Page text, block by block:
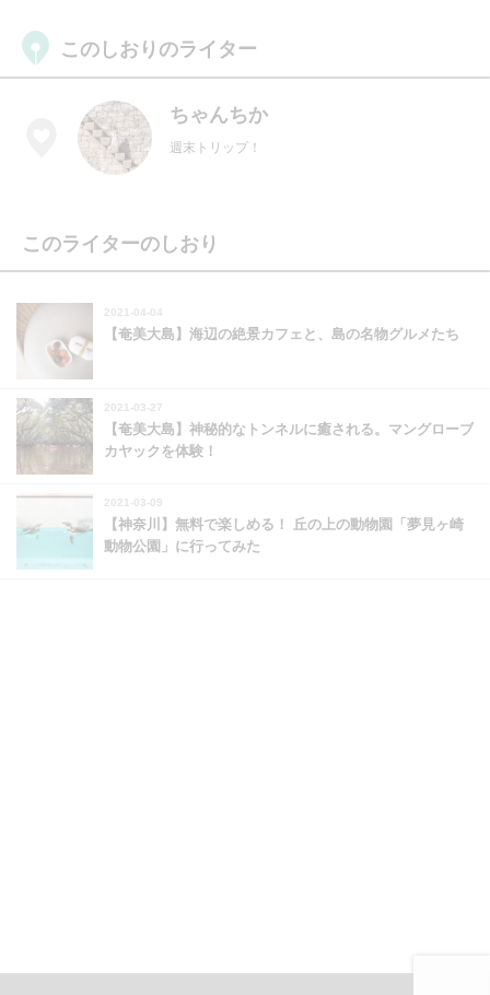
このしおりのライター
ちゃんちか
週末トリップ！
このライターのしおり
2021-04-04
【奄美大島】海辺の絶景カフェと、島の名物グルメたち
2021-03-27
【奄美大島】神秘的なトンネルに癒される。マングローブ
カヤックを体験！
2021-03-09
【神奈川】無料で楽しめる！ 丘の上の動物園「夢見ヶ崎
動物公園」に行ってみた